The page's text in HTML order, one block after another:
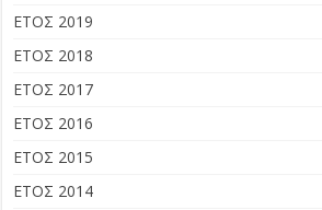
ΕΤΟΣ 2019
ΕΤΟΣ 2018
ΕΤΟΣ 2017
ΕΤΟΣ 2016
ΕΤΟΣ 2015
ΕΤΟΣ 2014